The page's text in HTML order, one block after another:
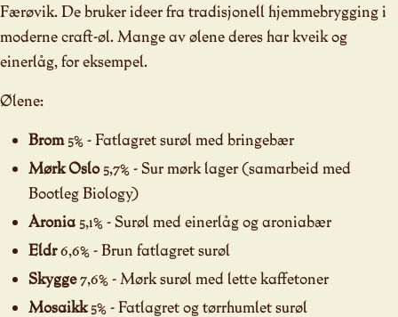
Færøvik. De bruker ideer fra tradisjonell hjemmebrygging i
moderne craft-øl. Mange av ølene deres har kveik og
einerlåg, for eksempel.
Ølene:
Brom5% - Fatlagret surøl med bringebær
Mørk Oslo5,7% - Sur mørk lager (samarbeid med
Bootleg Biology)
Aronia 5,1% - Surøl med einerlåg og aroniabær
Eldr6,6% - Brun fatlagret surøl
Skygge7,6% - Mørk surøl med lette kaffetoner
Mosaikk5% - Fatlagret og tørrhumlet surøl